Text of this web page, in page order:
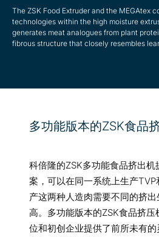
The ZSK Food Extruder and the MEGAtex
technologies within the high moisture
generates meat analogues from plant
fibrous structure that closely resembles
多功能版本的ZSK食品
科倍隆的ZSK多功能食品挤出
案，可以在同一系统上生产
产这两种人造肉需要不同的挤
高。多功能版本的ZSK食品挤
位和初创企业提供了前所未有